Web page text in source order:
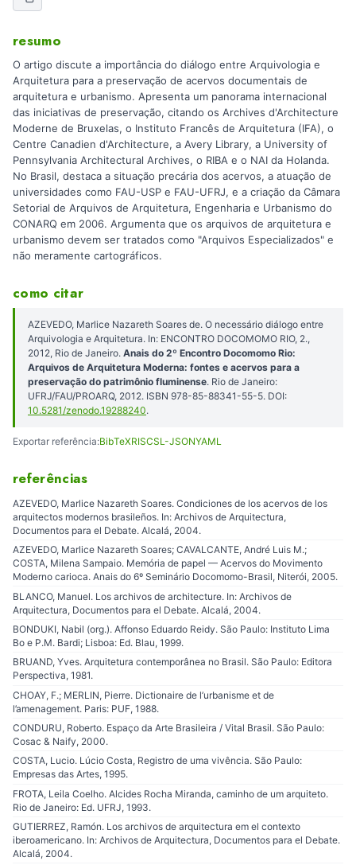
resumo
O artigo discute a importância do diálogo entre Arquivologia e
Arquitetura para a preservação de acervos documentais de
arquitetura e urbanismo. Apresenta um panorama internacional
das iniciativas de preservação, citando os Archives d'Architecture
Moderne de Bruxelas, o Instituto Francês de Arquitetura (IFA), o
Centre Canadien d'Architecture, a Avery Library, a University of
Pennsylvania Architectural Archives, o RIBA e o NAI da Holanda.
No Brasil, destaca a situação precária dos acervos, a atuação de
universidades como FAU-USP e FAU-UFRJ, e a criação da Câmara
Setorial de Arquivos de Arquitetura, Engenharia e Urbanismo do
CONARQ em 2006. Argumenta que os arquivos de arquitetura e
urbanismo devem ser tratados como "Arquivos Especializados" e
não meramente cartográficos.
como citar
AZEVEDO, Marlice Nazareth Soares de. O necessário diálogo entre
Arquivologia e Arquitetura. In: ENCONTRO DOCOMOMO RIO, 2.,
2012, Rio de Janeiro. Anais do 2º Encontro Docomomo Rio:
Arquivos de Arquitetura Moderna: fontes e acervos para a
preservação do patrimônio fluminense. Rio de Janeiro:
UFRJ/FAU/PROARQ, 2012. ISBN 978-85-88341-55-5. DOI:
10.5281/zenodo.19288240.
Exportar referência:BibTeXRISCSL-JSONYAML
referências
AZEVEDO, Marlice Nazareth Soares. Condiciones de los acervos de los
arquitectos modernos brasileños. In: Archivos de Arquitectura,
Documentos para el Debate. Alcalá, 2004.
AZEVEDO, Marlice Nazareth Soares; CAVALCANTE, André Luis M.;
COSTA, Milena Sampaio. Memória de papel — Acervos do Movimento
Moderno carioca. Anais do 6º Seminário Docomomo-Brasil, Niterói, 2005.
BLANCO, Manuel. Los archivos de architecture. In: Archivos de
Arquitectura, Documentos para el Debate. Alcalá, 2004.
BONDUKI, Nabil (org.). Affonso Eduardo Reidy. São Paulo: Instituto Lima
Bo e P.M. Bardi; Lisboa: Ed. Blau, 1999.
BRUAND, Yves. Arquitetura contemporânea no Brasil. São Paulo: Editora
Perspectiva, 1981.
CHOAY, F.; MERLIN, Pierre. Dictionaire de l’urbanisme et de
l’amenagement. Paris: PUF, 1988.
CONDURU, Roberto. Espaço da Arte Brasileira / Vital Brasil. São Paulo:
Cosac & Naify, 2000.
COSTA, Lucio. Lúcio Costa, Registro de uma vivência. São Paulo:
Empresas das Artes, 1995.
FROTA, Leila Coelho. Alcides Rocha Miranda, caminho de um arquiteto.
Rio de Janeiro: Ed. UFRJ, 1993.
GUTIERREZ, Ramón. Los archivos de arquitectura em el contexto
iberoamericano. In: Archivos de Arquitectura, Documentos para el Debate.
Alcalá, 2004.